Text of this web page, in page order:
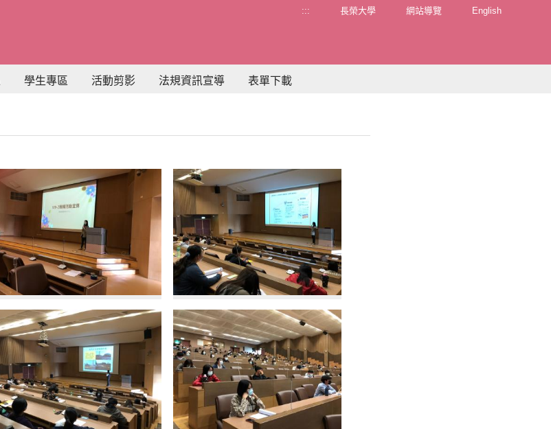
::: 長榮大學 網站導覽 English
學生專區 活動剪影 法規資訊宣導 表單下載